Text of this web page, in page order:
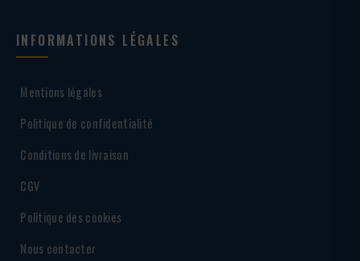
INFORMATIONS LÉGALES
Mentions légales
Politique de confidentialité
Conditions de livraison
CGV
Politique des cookies
Nous contacter